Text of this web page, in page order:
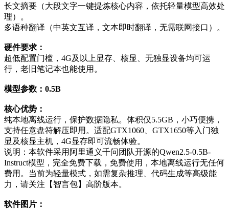
长文摘要（大段文字一键提炼核心内容，依托轻量模型高效处
理）。
多语种翻译（中英文互译，文本即时翻译，无需联网接口）。
硬件要求：
超低配置门槛，4G及以上显存、核显、无独显设备均可运
行，老旧笔记本也能使用。
模型参数：0.5B
核心优势：
纯本地离线运行，保护数据隐私。体积仅5.5GB，小巧便携，
支持任意盘符解压即用。适配GTX1060、GTX1650等入门独
显及核显主机，4G显存即可流畅体验。
说明：本软件采用阿里通义千问团队开源的Qwen2.5-0.5B-
Instruct模型，完全免费下载，免费使用，本地离线运行无任何
费用。当前为轻量模式，如需复杂推理、代码生成等高级能
力，请关注【智言包】高阶版本。
软件图片：